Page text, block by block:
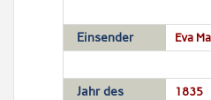
Einsender Eva
Jahr des
1835